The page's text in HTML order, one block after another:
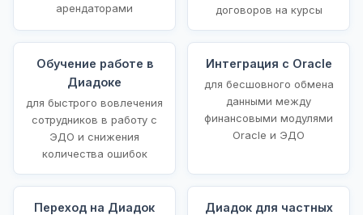
арендаторами
договоров на курсы
Обучение работе в
Диадоке
для быстрого вовлечения
сотрудников в работу с
ЭДО и снижения
количества ошибок
Интеграция с Oracle
для бесшовного обмена
данными между
финансовыми модулями
Oracle и ЭДО
Переход на Диадок
Диадок для частных